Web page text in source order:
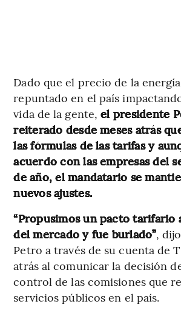
Dado que el precio de la
repuntado en el país
vida de la gente,el presidente
reiterado desde meses atrás
las fórmulas de las tarifas y
acuerdo con las empresas del
de año, el mandatario se
nuevos ajustes.
“Propusimos un pacto tarifario
del mercado y fue burlado”,
Petro a través de su cuenta de
atrás al comunicar la decisión
control de las comisiones que
servicios públicos en el país.